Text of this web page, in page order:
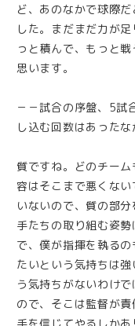
ど、あのなかで球際
した。まだまだ力が
っと積んで、もっと
思います。
－－試合の序盤、5試
し込む回数はあった
質ですね。どのチー
容はそこまで悪くな
いないので、質の部
手たちの取り組む姿
で、僕が指揮を執る
たいという気持ちは
う気持ちがないわけ
ので、そこは監督が